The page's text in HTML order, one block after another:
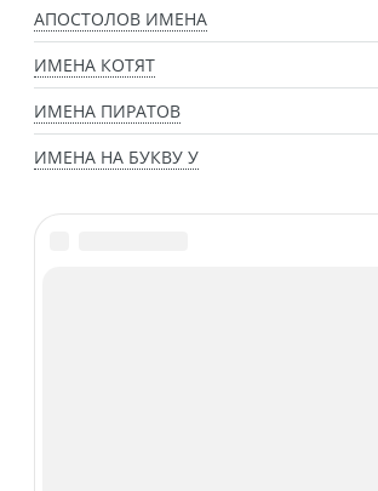
АПОСТОЛОВ ИМЕНА
ИМЕНА КОТЯТ
ИМЕНА ПИРАТОВ
ИМЕНА НА БУКВУ У